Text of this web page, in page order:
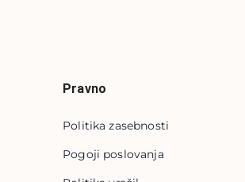
Pravno
Politika zasebnosti
Pogoji poslovanja